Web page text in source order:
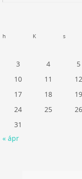
h K s
3
4 5
10
11 12
17
18 19
24
25 26
31
« ápr